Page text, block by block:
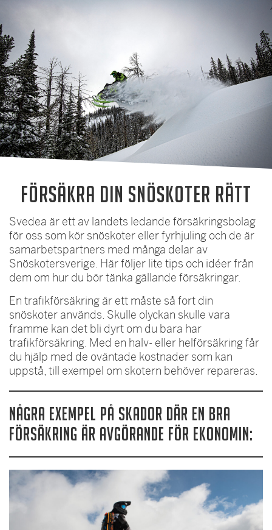
Försäkra din snöskoter rätt
Svedea är ett av landets ledande försäkringsbolag
för oss som kör snöskoter eller fyrhjuling och de är
samarbetspartners med många delar av
Snöskotersverige. Här följer lite tips och idéer från
dem om hur du bör tänka gällande försäkringar.
En trafikförsäkring är ett måste så fort din
snöskoter används. Skulle olyckan skulle vara
framme kan det bli dyrt om du bara har
trafikförsäkring. Med en halv- eller helförsäkring får
du hjälp med de oväntade kostnader som kan
uppstå, till exempel om skotern behöver repareras.
Några exempel på skador där en bra
försäkring är avgörande för ekonomin: